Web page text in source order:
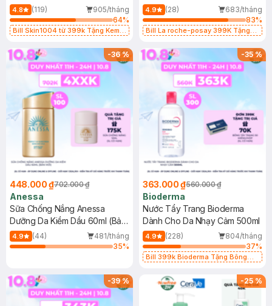
50ml
4.8 (119)
905/tháng
64%
Bill Skin1004 từ 399k Tặng Kem
SPF 50+ 20ml (SL Có Hạn)
Kiềm Dầu 50ml
4.9 (28)
683/tháng
83%
Bill La roche-posay 399K Tặng
(SL có hạn)
-36%
448.000 ₫702.000 ₫
Anessa
Sữa Chống Nắng Anessa
Dưỡng Da Kiềm Dầu 60ml (Bản
Mới)
4.9 (44)
481/tháng
35%
-35%
363.000 ₫560.000 ₫
Bioderma
Nước Tẩy Trang Bioderma
Dành Cho Da Nhạy Cảm 500ml
4.9 (228)
804/tháng
37%
Bill 399k Bioderma Tặng Bông
-39% -25 %